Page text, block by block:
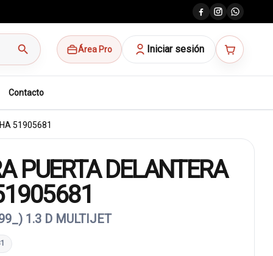
search Área Pro Iniciar sesión
Contacto
51905681
PUERTA DELANTERA
1.3 D MULTIJET